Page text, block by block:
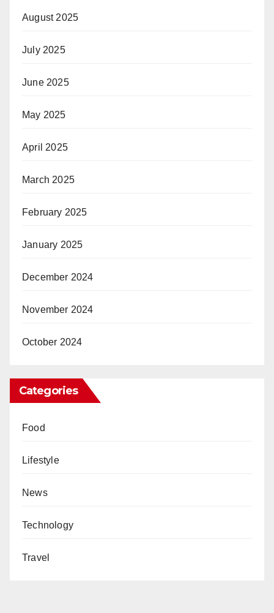
August 2025
July 2025
June 2025
May 2025
April 2025
March 2025
February 2025
January 2025
December 2024
November 2024
October 2024
Categories
Food
Lifestyle
News
Technology
Travel